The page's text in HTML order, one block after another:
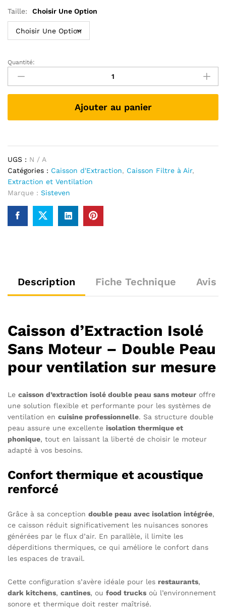
Taille: Choisir Une Option
Caisson
d’Extraction
Isolé
Sans
-
Quantité:
Ajouter au panier
UGS : N / A
Catégories : Caisson d'Extraction, Caisson Filtre à Air,
Extraction et Ventilation
Marque : Sisteven
Description Fiche Technique Avis
Caisson d’Extraction Isolé
Sans Moteur – Double Peau
pour ventilation sur mesure
Le caisson d’extraction isolé double peau sans moteur offre
une solution flexible et performante pour les systèmes de
ventilation en cuisine professionnelle. Sa structure double
peau assure une excellente isolation thermique et
phonique, tout en laissant la liberté de choisir le moteur
adapté à vos besoins.
Confort thermique et acoustique
renforcé
Grâce à sa conception double peau avec isolation intégrée,
ce caisson réduit significativement les nuisances sonores
générées par le flux d’air. En parallèle, il limite les
déperditions thermiques, ce qui améliore le confort dans
les espaces de travail.
Cette configuration s’avère idéale pour les restaurants,
dark kitchens, cantines, ou food trucks où l’environnement
sonore et thermique doit rester maîtrisé.